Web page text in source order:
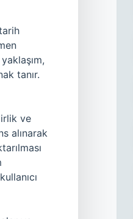
tanır.
ve
alınarak